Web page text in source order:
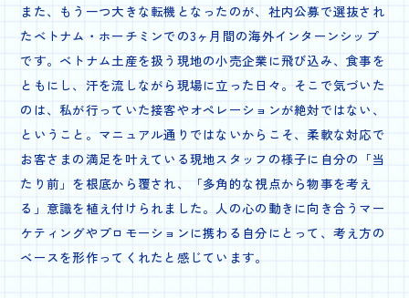
また、もう一つ大きな転機となったのが、社内公募で選抜され
たベトナム・ホーチミンでの3ヶ月間の海外インターンシップ
です。ベトナム土産を扱う現地の小売企業に飛び込み、食事を
ともにし、汗を流しながら現場に立った日々。そこで気づいた
のは、私が行っていた接客やオペレーションが絶対ではない、
ということ。マニュアル通りではないからこそ、柔軟な対応で
お客さまの満足を叶えている現地スタッフの様子に自分の「当
たり前」を根底から覆され、「多角的な視点から物事を考え
る」意識を植え付けられました。人の心の動きに向き合うマー
ケティングやプロモーションに携わる自分にとって、考え方の
ベースを形作ってくれたと感じています。